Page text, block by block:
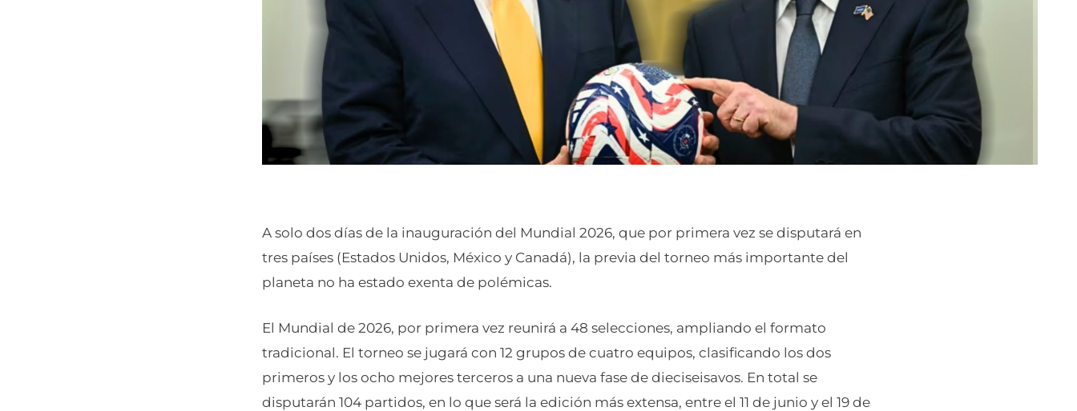
A solo dos días de la inauguración del Mundial 2026, que por primera vez se disputará en
tres países (Estados Unidos, México y Canadá), la previa del torneo más importante del
planeta no ha estado exenta de polémicas.
El Mundial de 2026, por primera vez reunirá a 48 selecciones, ampliando el formato
tradicional. El torneo se jugará con 12 grupos de cuatro equipos, clasificando los dos
primeros y los ocho mejores terceros a una nueva fase de dieciseisavos. En total se
disputarán 104 partidos, en lo que será la edición más extensa, entre el 11 de junio y el 19 de